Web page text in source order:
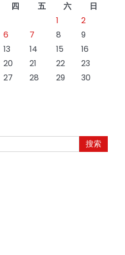
四 五 六
日
1
2
6 7 8
9
13 14 15
16
20 21 22
23
27 28 29
30